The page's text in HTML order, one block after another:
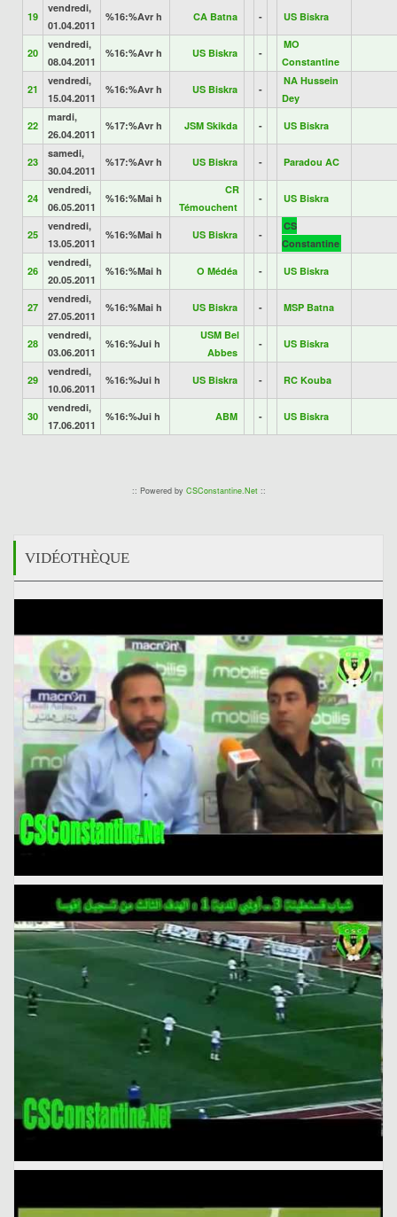
19
vendredi,
01.04.2011
%16:%Avr h CA Batna - US Biskra
20
vendredi,
08.04.2011
%16:%Avr h US Biskra -
MO
Constantine
21
vendredi,
15.04.2011
%16:%Avr h US Biskra -
NA Hussein
Dey
22
mardi,
26.04.2011
%17:%Avr h JSM Skikda - US Biskra
23
samedi,
30.04.2011
%17:%Avr h US Biskra - Paradou AC
24
vendredi,
06.05.2011
%16:%Mai h
CR
Témouchent
- US Biskra
25
vendredi,
13.05.2011
%16:%Mai h US Biskra -
CS
Constantine
26
vendredi,
20.05.2011
%16:%Mai h O Médéa - US Biskra
27
vendredi,
27.05.2011
%16:%Mai h US Biskra - MSP Batna
28
vendredi,
03.06.2011
%16:%Jui h
USM Bel
Abbes
- US Biskra
29
vendredi,
10.06.2011
%16:%Jui h US Biskra - RC Kouba
30
vendredi,
17.06.2011
%16:%Jui h ABM - US Biskra
:: Powered by CSConstantine.Net::
VIDÉOTHÈQUE